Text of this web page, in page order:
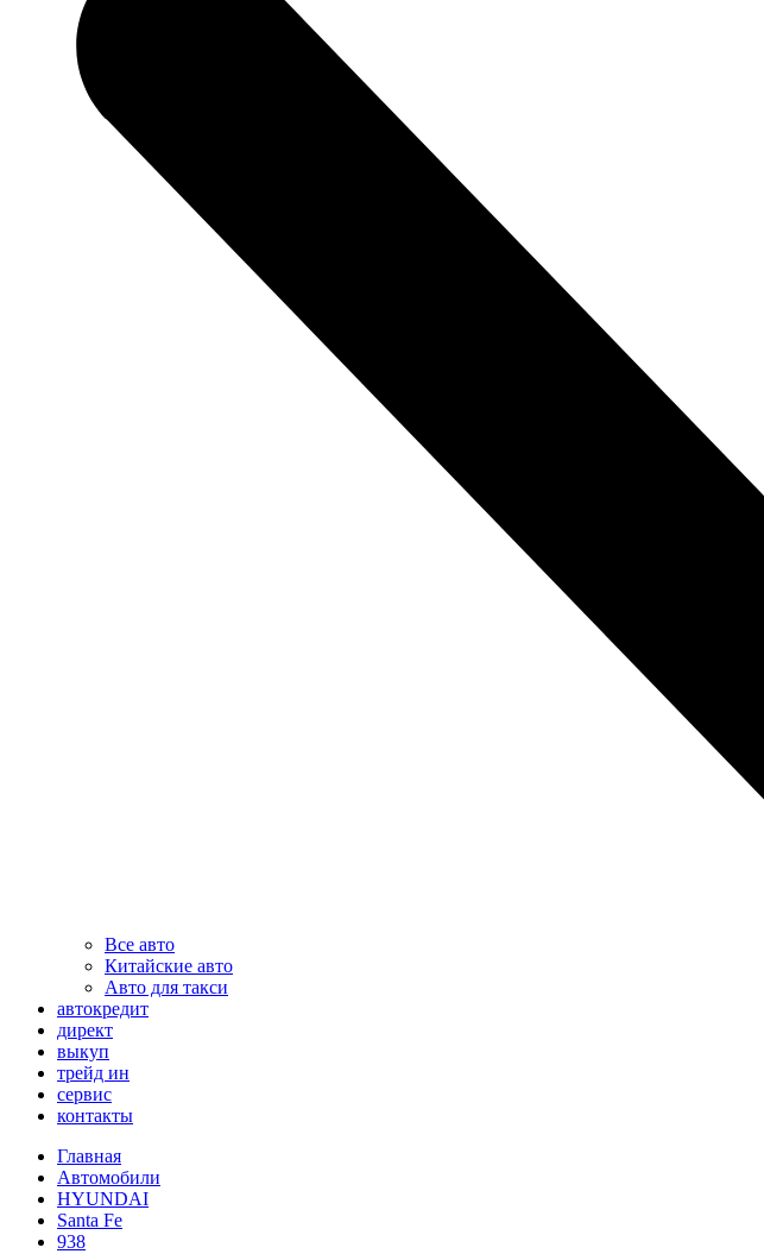
Все авто
Китайские авто
Авто для такси
автокредит
директ
выкуп
трейд ин
сервис
контакты
Главная
Автомобили
HYUNDAI
Santa Fe
938